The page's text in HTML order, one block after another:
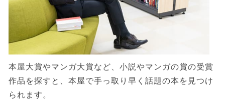
本屋大賞やマンガ大賞など、小説やマンガの賞の受賞
作品を探すと、本屋で手っ取り早く話題の本を見つけ
られます。